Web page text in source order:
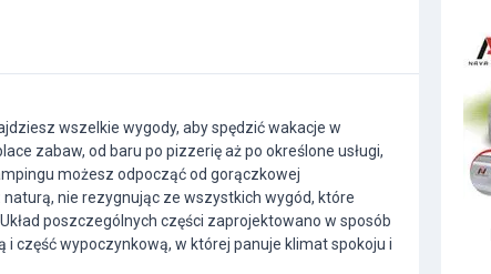
wszelkie wygody, aby spędzić wakacje w
zabaw, od baru po pizzerię aż po określone usługi,
możesz odpocząć od gorączkowej
nie rezygnując ze wszystkich wygód, które
poszczególnych części zaprojektowano w sposób
i część wypoczynkową, w której panuje klimat spokoju i